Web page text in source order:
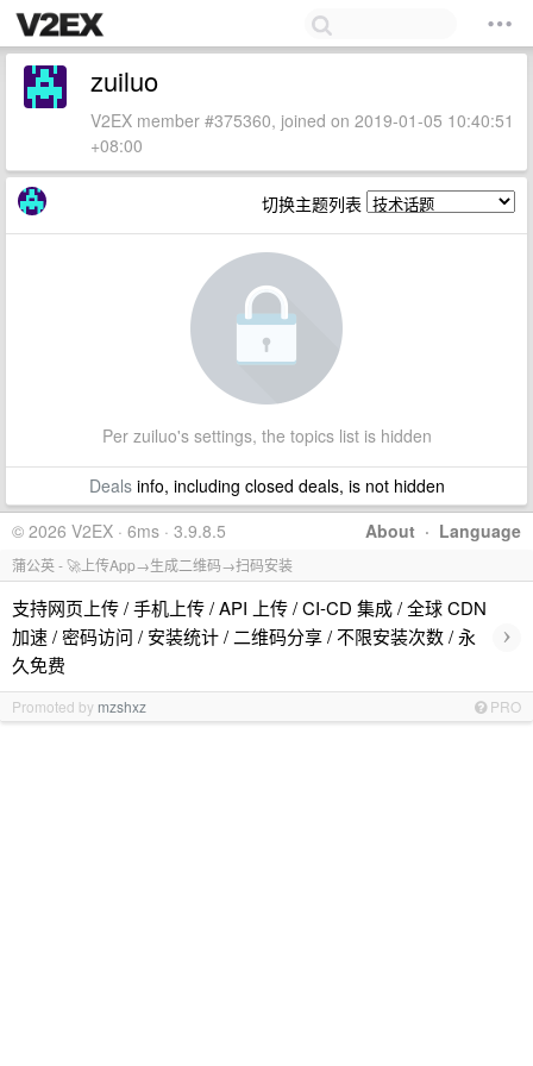
zuiluo
V2EX member #375360, joined on 2019-01-05 10:40:51
+08:00
切换主题列表
Per zuiluo's settings, the topics list is hidden
Dealsinfo, including closed deals, is not hidden
About · Language
© 2026 V2EX · 6ms · 3.9.8.5
蒲公英 - 🚀上传App→生成二维码→扫码安装
支持网页上传 / 手机上传 / API 上传 / CI-CD 集成 / 全球 CDN
加速 / 密码访问 / 安装统计 / 二维码分享 / 不限安装次数 / 永
久免费
›
Promoted by mzshxz PRO